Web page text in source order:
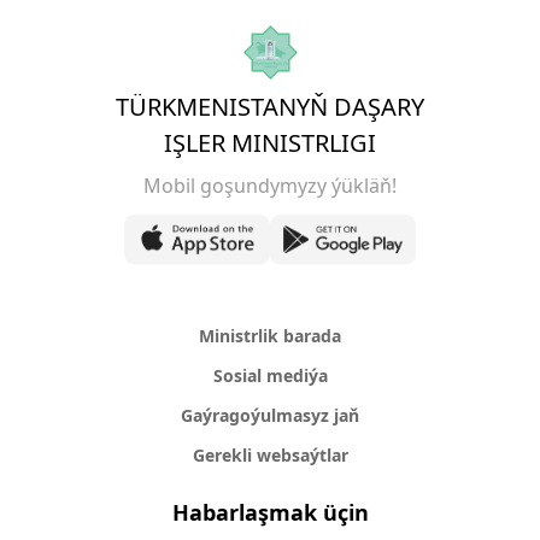
TÜRKMENISTANYŇ DAŞARY
IŞLER MINISTRLIGI
Mobil goşundymyzy ýükläň!
Ministrlik barada
Sosial mediýa
Gaýragoýulmasyz jaň
Gerekli websaýtlar
Habarlaşmak üçin